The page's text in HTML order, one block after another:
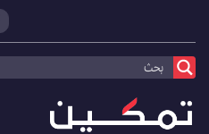
تمكين>أخبارنا>